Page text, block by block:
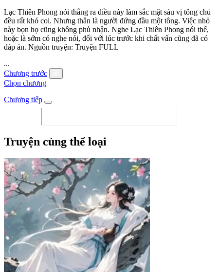
Lạc Thiên Phong nói thẳng ra điều này làm sắc mặt sáu vị tông chủ
đều rất khó coi. Nhưng thân là người đứng đầu một tông. Việc nhỏ
này bọn họ cũng không phủ nhận. Nghe Lạc Thiên Phong nói thế,
hoặc là sớm có nghe nói, đối với lúc trước khi chất vấn cũng đã có
đáp án. Nguồn truyện: Truyện FULL
...
Chương trước
Chọn chương
Chương tiếp
Truyện cùng thể loại